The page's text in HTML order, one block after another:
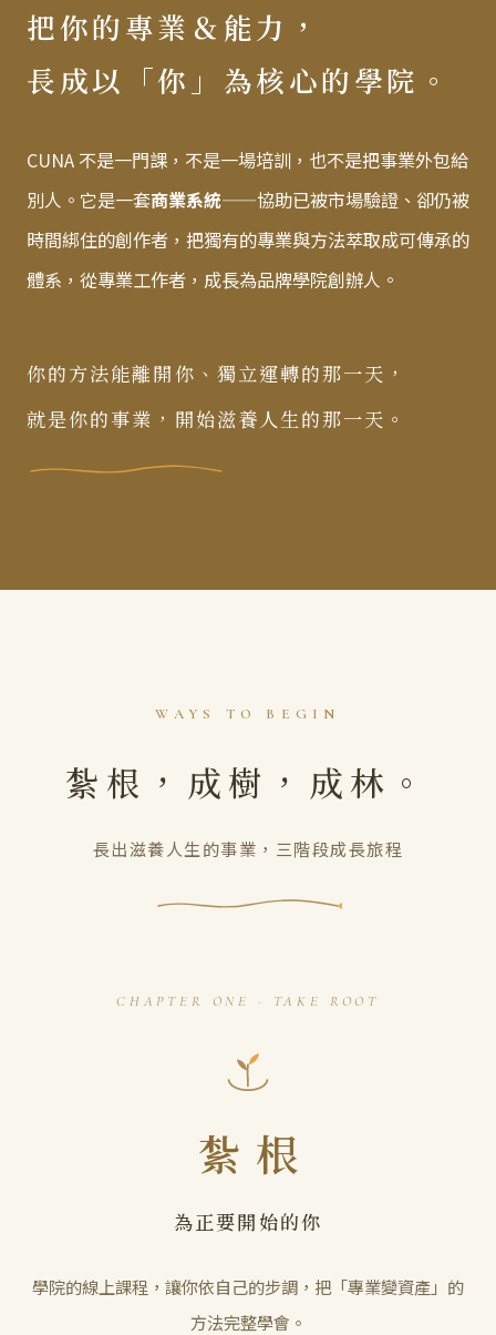
把你的專業＆能力，
長成以「你」為核心的學院。
CUNA 不是一門課，不是一場培訓，也不是把事業外包給
別人。它是一套商業系統——協助已被市場驗證、卻仍被
時間綁住的創作者，把獨有的專業與方法萃取成可傳承的
體系，從專業工作者，成長為品牌學院創辦人。
你的方法能離開你、獨立運轉的那一天，
就是你的事業，開始滋養人生的那一天。
WAYS TO BEGIN
紮根，成樹，成林。
長出滋養人生的事業，三階段成長旅程
CHAPTER ONE · TAKE ROOT
紮根
為正要開始的你
學院的線上課程，讓你依自己的步調，把「專業變資產」的
方法完整學會。